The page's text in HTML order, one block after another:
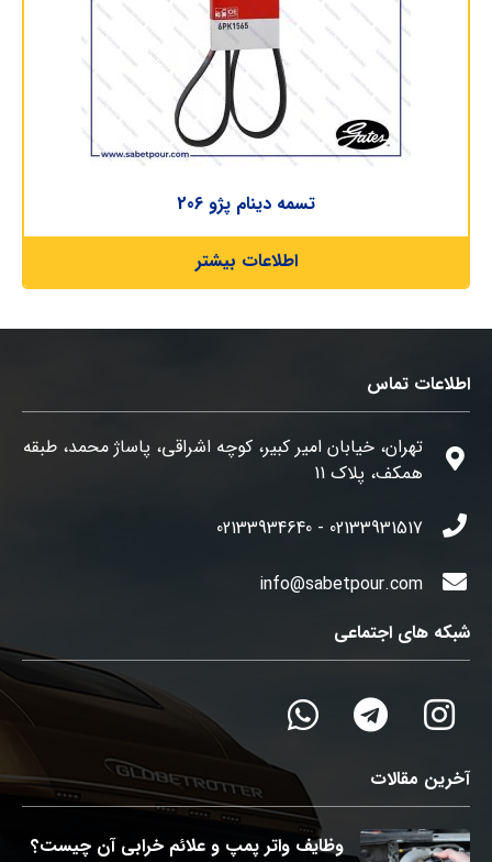
تسمه دینام پژو 206
اطلاعات بیشتر
اطلاعات تماس
تهران، خیابان امیر کبیر، کوچه اشراقی، پاساژ محمد، طبقه
همکف، پلاک 11
02133931517 - 02133934640
info@sabetpour.com
شبکه های اجتماعی
آخرین مقالات
وظایف واتر پمپ و علائم خرابی آن چیست؟